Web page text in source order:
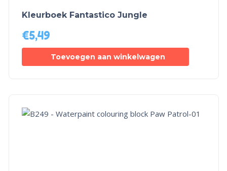
Kleurboek Fantastico Jungle
€5,49
Toevoegen aan winkelwagen